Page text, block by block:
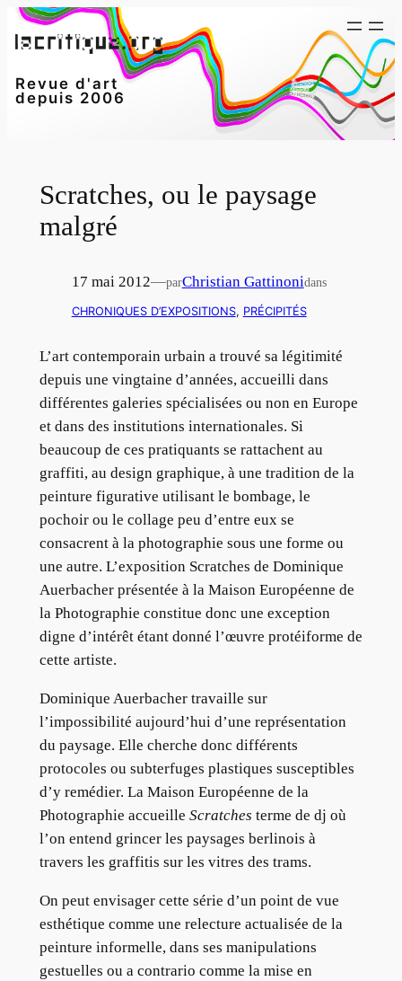
Aller
au
Revue d'art
depuis 2006
Scratches, ou le paysage
malgré
17 mai 2012—parChristian Gattinonidans
CHRONIQUES D’EXPOSITIONS, PRÉCIPITÉS
L’art contemporain urbain a trouvé sa légitimité
depuis une vingtaine d’années, accueilli dans
différentes galeries spécialisées ou non en Europe
et dans des institutions internationales. Si
beaucoup de ces pratiquants se rattachent au
graffiti, au design graphique, à une tradition de la
peinture figurative utilisant le bombage, le
pochoir ou le collage peu d’entre eux se
consacrent à la photographie sous une forme ou
une autre. L’exposition Scratches de Dominique
Auerbacher présentée à la Maison Européenne de
la Photographie constitue donc une exception
digne d’intérêt étant donné l’œuvre protéiforme de
cette artiste.
Dominique Auerbacher travaille sur
l’impossibilité aujourd’hui d’une représentation
du paysage. Elle cherche donc différents
protocoles ou subterfuges plastiques susceptibles
d’y remédier. La Maison Européenne de la
Photographie accueille Scratches terme de dj où
l’on entend grincer les paysages berlinois à
travers les graffitis sur les vitres des trams.
On peut envisager cette série d’un point de vue
esthétique comme une relecture actualisée de la
peinture informelle, dans ses manipulations
gestuelles ou a contrario comme la mise en